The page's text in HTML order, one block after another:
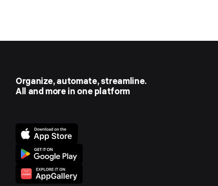
Organize, automate, streamline.
All and more in one platform